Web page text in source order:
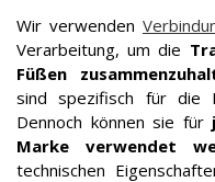
Wir verwenden
Verarbeitung, um die
Füßen
sind spezifisch für die
Dennoch können sie für
Marke verwendet
technischen